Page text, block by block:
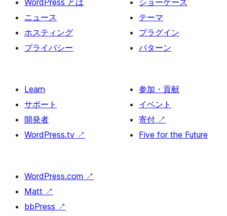
WordPress とは
ニュース
ホスティング
プライバシー
ショーケース
テーマ
プラグイン
パターン
Learn
サポート
開発者
WordPress.tv ↗
参加・貢献
イベント
寄付 ↗
Five for the Future
WordPress.com ↗
Matt ↗
bbPress ↗